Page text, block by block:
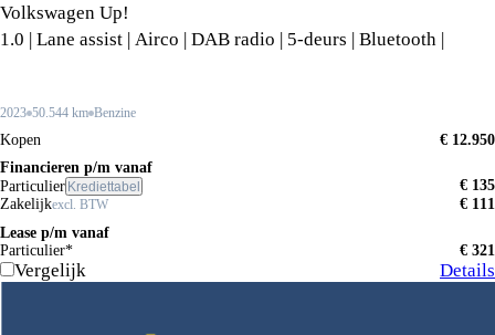
Volkswagen Up!
1.0 | Lane assist | Airco | DAB radio | 5-deurs | Bluetooth |
2023 50.544 km Benzine
Kopen
€ 12.950
Financieren p/m vanaf
Particulier Krediettabel
€ 135
Zakelijkexcl. BTW
€ 111
Lease p/m vanaf
Particulier*
€ 321
Vergelijk Details